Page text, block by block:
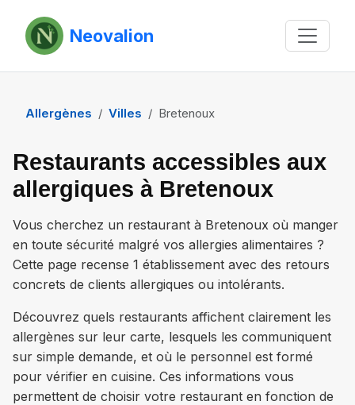
Neovalion
Allergènes Villes Bretenoux
Restaurants accessibles aux
allergiques à Bretenoux
Vous cherchez un restaurant à Bretenoux où manger
en toute sécurité malgré vos allergies alimentaires ?
Cette page recense 1 établissement avec des retours
concrets de clients allergiques ou intolérants.
Découvrez quels restaurants affichent clairement les
allergènes sur leur carte, lesquels les communiquent
sur simple demande, et où le personnel est formé
pour vérifier en cuisine. Ces informations vous
permettent de choisir votre restaurant en fonction de